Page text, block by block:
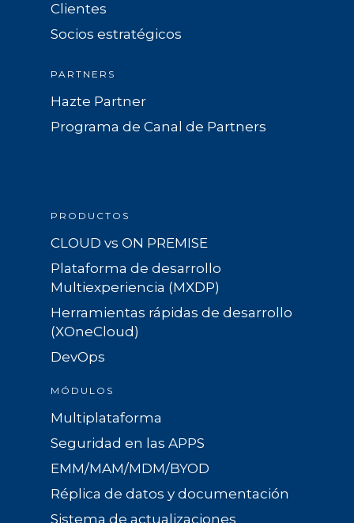
Clientes
Socios estratégicos
PARTNERS
Hazte Partner
Programa de Canal de Partners
PRODUCTOS
CLOUD vs ON PREMISE
Plataforma de desarrollo
Multiexperiencia (MXDP)
Herramientas rápidas de desarrollo
(XOneCloud)
DevOps
MÓDULOS
Multiplataforma
Seguridad en las APPS
EMM/MAM/MDM/BYOD
Réplica de datos y documentación
Sistema de actualizaciones